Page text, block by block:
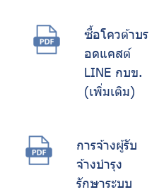
ซื้อโควต้าบร
อดแคสต์
LINE กบข.
(เพิ่มเติม)
การจ้างผู้รับ
จ้างบำรุง
รักษาระบบ